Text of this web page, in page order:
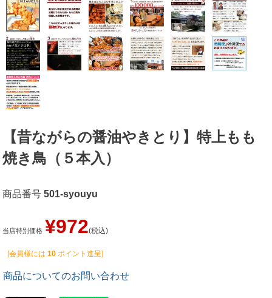
【昔ながらの醤油やきとり】特上もも
焼き鳥（５本入）
商品番号 501-syouyu
当店特別価格 ¥972 税込
[会員様には 10 ポイント進呈]
商品についてのお問い合わせ